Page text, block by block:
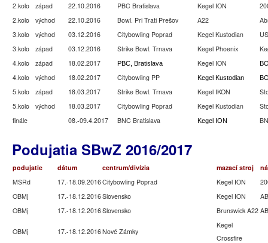
2.kolo
západ 22.10.2016 PBC Bratislava Kegel ION
2.kolo
východ 22.10.2016 Bowl. Pri Trati Prešov A22
3.kolo
východ 03.12.2016 Citybowling Poprad Kegel Kustodian
3.kolo
západ 03.12.2016 Strike Bowl. Trnava Kegel Phoenix
4.kolo
západ 18.02.2017 PBC, Bratislava Kegel ION
4.kolo východ 18.02.2017 Citybowling PP Kegel Kustodian
5.kolo západ 18.03.2017 Strike Bowl. Trnava Kegel IKON
5.kolo
východ 18.03.2017 Citybowling Poprad Kegel Kustodian
finále
08.-09.4.2017 BNC Bratislava Kegel ION
Podujatia SBwZ 2016/2017
podujatie dátum centrum/divízia mazací stroj
MSRd
17.-18.09.2016Citybowling Poprad Kegel ION
OBMj
17.-18.12.2016Slovensko Kegel ION
OBMj
17.-18.12.2016Slovensko Brunswick A22
OBMj 17.-18.12.2016Nové Zámky
Kegel
Crossfire